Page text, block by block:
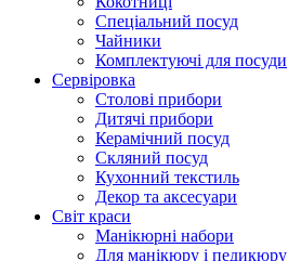
Cпеціальний посуд
Чайники
Комплектуючі для посуди
Сервіровка
Столові прибори
Дитячі прибори
Керамічний посуд
Скляний посуд
Кухонний текстиль
Декор та аксесуари
Світ краси
Манікюрні набори
Для манікюру і педикюру